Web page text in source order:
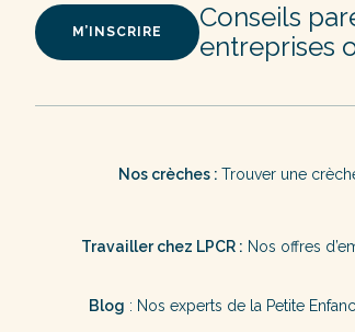
M’INSCRIRE
Conseils
entreprises
Nos crèches : Trouver une
Travailler chez LPCR : Nos offres
Blog : Nos experts de la Petite